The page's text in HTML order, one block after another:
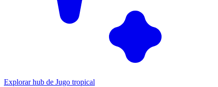
Explorar hub de Jugo tropical